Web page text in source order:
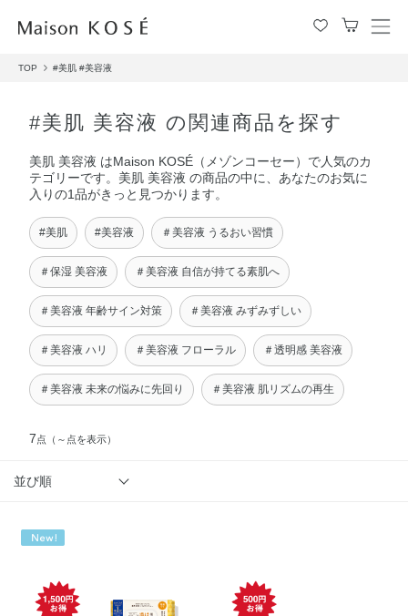
メ
TOP #美肌 #美容液
#美肌 美容液 の関連商品を探す
美肌 美容液 はMaison KOSÉ（メゾンコーセー）で人気のカ
テゴリーです。美肌 美容液 の商品の中に、あなたのお気に
入りの1品がきっと見つかります。
#美肌 #美容液 ＃美容液 うるおい習慣
＃保湿 美容液 ＃美容液 自信が持てる素肌へ
＃美容液 年齢サイン対策 ＃美容液 みずみずしい
＃美容液 ハリ ＃美容液 フローラル ＃透明感 美容液
＃美容液 未来の悩みに先回り ＃美容液 肌リズムの再生
7点 （～点を表示）
並び順